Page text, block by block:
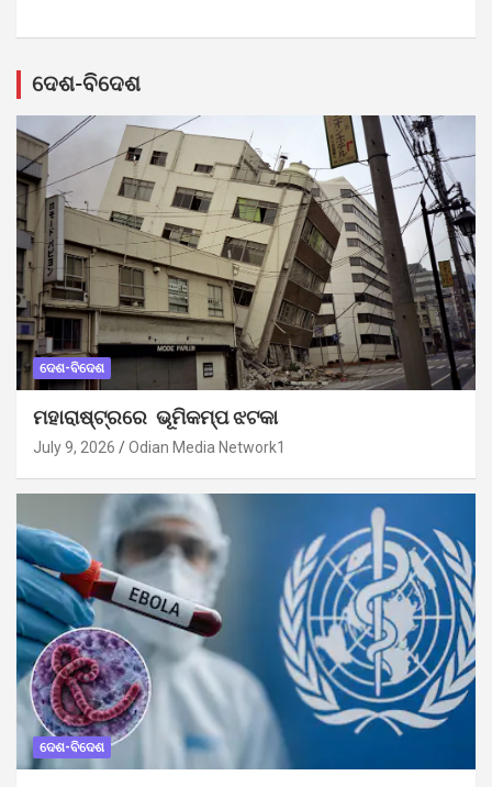
ଦେଶ-ବିଦେଶ
ଦେଶ-ବିଦେଶ
ମହାରାଷ୍ଟ୍ରରେ ଭୂମିକମ୍ପ ଝଟକା
July 9, 2026 Odian Media Network1
ଦେଶ-ବିଦେଶ